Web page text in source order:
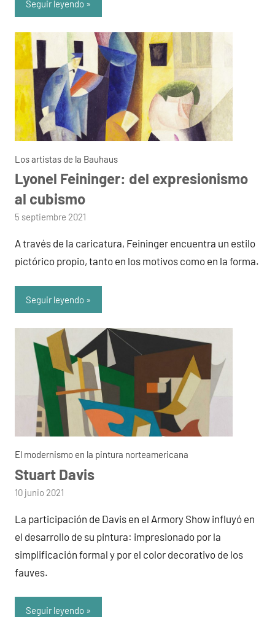
Seguir leyendo
Los artistas de la Bauhaus
Lyonel Feininger: del expresionismo
al cubismo
por
5 septiembre 2021
A través de la caricatura, Feininger encuentra un estilo
pictórico propio, tanto en los motivos como en la forma.
Seguir leyendo
El modernismo en la pintura norteamericana
Stuart Davis
por
10 junio 2021
La participación de Davis en el Armory Show influyó en
el desarrollo de su pintura: impresionado por la
simplificación formal y por el color decorativo de los
fauves.
Seguir leyendo